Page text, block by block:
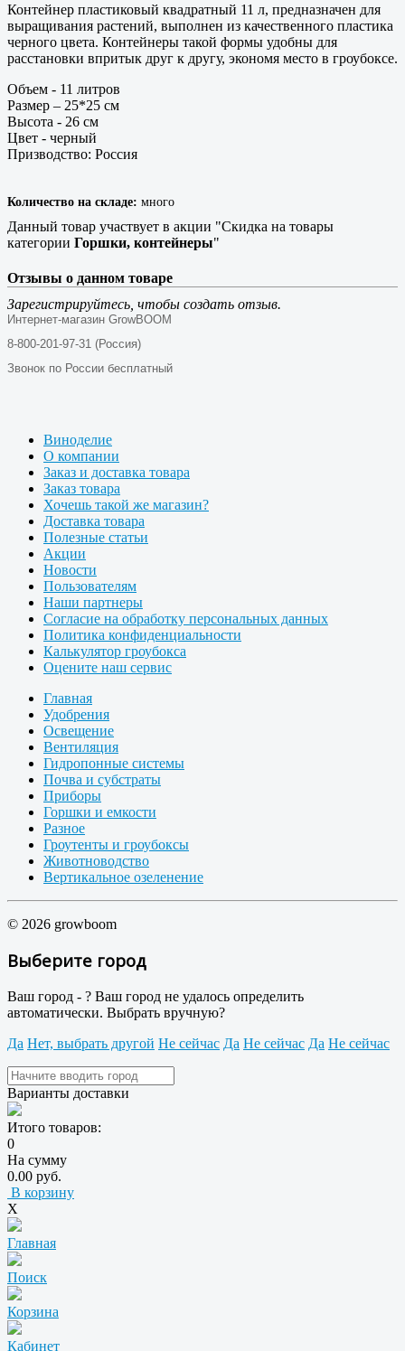
Контейнер пластиковый квадратный 11 л, предназначен для
выращивания растений, выполнен из качественного пластика
черного цвета. Контейнеры такой формы удобны для
расстановки впритык друг к другу, экономя место в гроубоксе.
Объем - 11 литров
Размер – 25*25 см
Высота - 26 см
Цвет - черный
Призводство: Россия
Количество на складе: много
Данный товар участвует в акции "Скидка на товары
категории Горшки, контейнеры"
Отзывы о данном товаре
Зарегистрируйтесь, чтобы создать отзыв.
Интернет-магазин GrowBOOM
8-800-201-97-31 (Россия)
Звонок по России бесплатный
Виноделие
О компании
Заказ и доставка товара
Заказ товара
Хочешь такой же магазин?
Доставка товара
Полезные статьи
Акции
Новости
Пользователям
Наши партнеры
Согласие на обработку персональных данных
Политика конфиденциальности
Калькулятор гроубокса
Оцените наш сервис
Главная
Удобрения
Освещение
Вентиляция
Гидропонные системы
Почва и субстраты
Приборы
Горшки и емкости
Разное
Гроутенты и гроубоксы
Животноводство
Вертикальное озеленение
© 2026 growboom
Выберите город
Ваш город - ? Ваш город не удалось определить
автоматически. Выбрать вручную?
Да Нет, выбрать другой Не сейчас Да Не сейчас Да Не сейчас
Варианты доставки
Итого товаров:
0
На сумму
0.00 руб.
В корзину
X
Главная
Поиск
Корзина
Кабинет